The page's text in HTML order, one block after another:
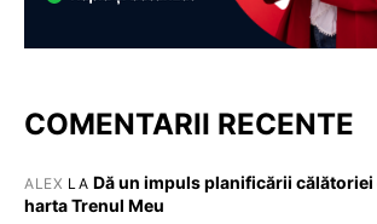
COMENTARII RECENTE
ALEX LA Dă un impuls planificării călătoriei
harta Trenul Meu